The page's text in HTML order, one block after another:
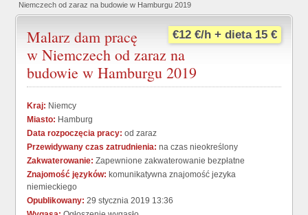
Niemczech od zaraz na budowie w Hamburgu 2019
€12 €/h + dieta 15 €
Malarz dam pracę
w Niemczech od zaraz na
budowie w Hamburgu 2019
Kraj: Niemcy
Miasto: Hamburg
Data rozpoczęcia pracy: od zaraz
Przewidywany czas zatrudnienia: na czas nieokreślony
Zakwaterowanie: Zapewnione zakwaterowanie bezpłatne
Znajomość języków: komunikatywna znajomość jezyka
niemieckiego
Opublikowany: 29 stycznia 2019 13:36